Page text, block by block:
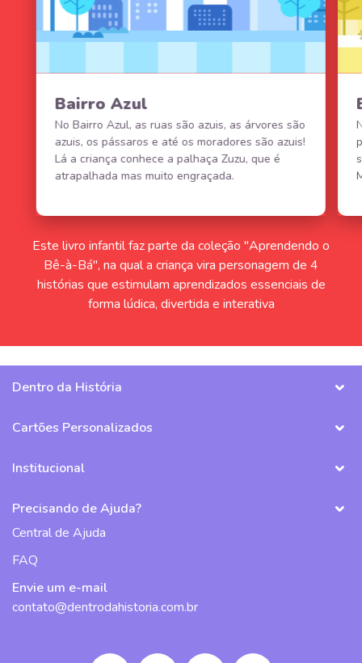
Bairro Azul
No Bairro Azul, as ruas são azuis, as árvores são
azuis, os pássaros e até os moradores são azuis!
Lá a criança conhece a palhaça Zuzu, que é
atrapalhada mas muito engraçada.
Este livro infantil faz parte da coleção "Aprendendo o
Bê-à-Bá", na qual a criança vira personagem de 4
histórias que estimulam aprendizados essenciais de
forma lúdica, divertida e interativa
Dentro da História
Cartões Personalizados
Institucional
Precisando de Ajuda?
Central de Ajuda
FAQ
Envie um e-mail
contato@dentrodahistoria.com.br